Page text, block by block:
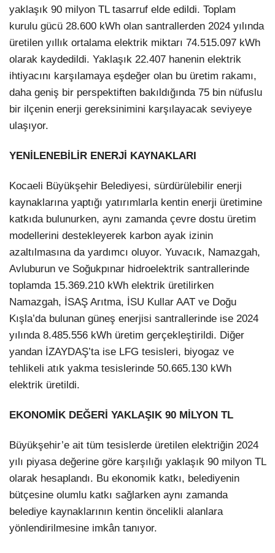
yaklaşık 90 milyon TL tasarruf elde edildi. Toplam
kurulu gücü 28.600 kWh olan santrallerden 2024 yılında
üretilen yıllık ortalama elektrik miktarı 74.515.097 kWh
olarak kaydedildi. Yaklaşık 22.407 hanenin elektrik
ihtiyacını karşılamaya eşdeğer olan bu üretim rakamı,
daha geniş bir perspektiften bakıldığında 75 bin nüfuslu
bir ilçenin enerji gereksinimini karşılayacak seviyeye
ulaşıyor.
YENİLENEBİLİR ENERJİ KAYNAKLARI
Kocaeli Büyükşehir Belediyesi, sürdürülebilir enerji
kaynaklarına yaptığı yatırımlarla kentin enerji üretimine
katkıda bulunurken, aynı zamanda çevre dostu üretim
modellerini destekleyerek karbon ayak izinin
azaltılmasına da yardımcı oluyor. Yuvacık, Namazgah,
Avluburun ve Soğukpınar hidroelektrik santrallerinde
toplamda 15.369.210 kWh elektrik üretilirken
Namazgah, İSAŞ Arıtma, İSU Kullar AAT ve Doğu
Kışla’da bulunan güneş enerjisi santrallerinde ise 2024
yılında 8.485.556 kWh üretim gerçekleştirildi. Diğer
yandan İZAYDAŞ’ta ise LFG tesisleri, biyogaz ve
tehlikeli atık yakma tesislerinde 50.665.130 kWh
elektrik üretildi.
EKONOMİK DEĞERİ YAKLAŞIK 90 MİLYON TL
Büyükşehir’e ait tüm tesislerde üretilen elektriğin 2024
yılı piyasa değerine göre karşılığı yaklaşık 90 milyon TL
olarak hesaplandı. Bu ekonomik katkı, belediyenin
bütçesine olumlu katkı sağlarken aynı zamanda
belediye kaynaklarının kentin öncelikli alanlara
yönlendirilmesine imkân tanıyor.